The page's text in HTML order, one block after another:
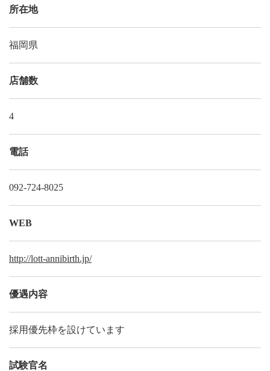
所在地
福岡県
店舗数
4
電話
092-724-8025
WEB
http://lott-annibirth.jp/
優遇内容
採用優先枠を設けています
試験官名